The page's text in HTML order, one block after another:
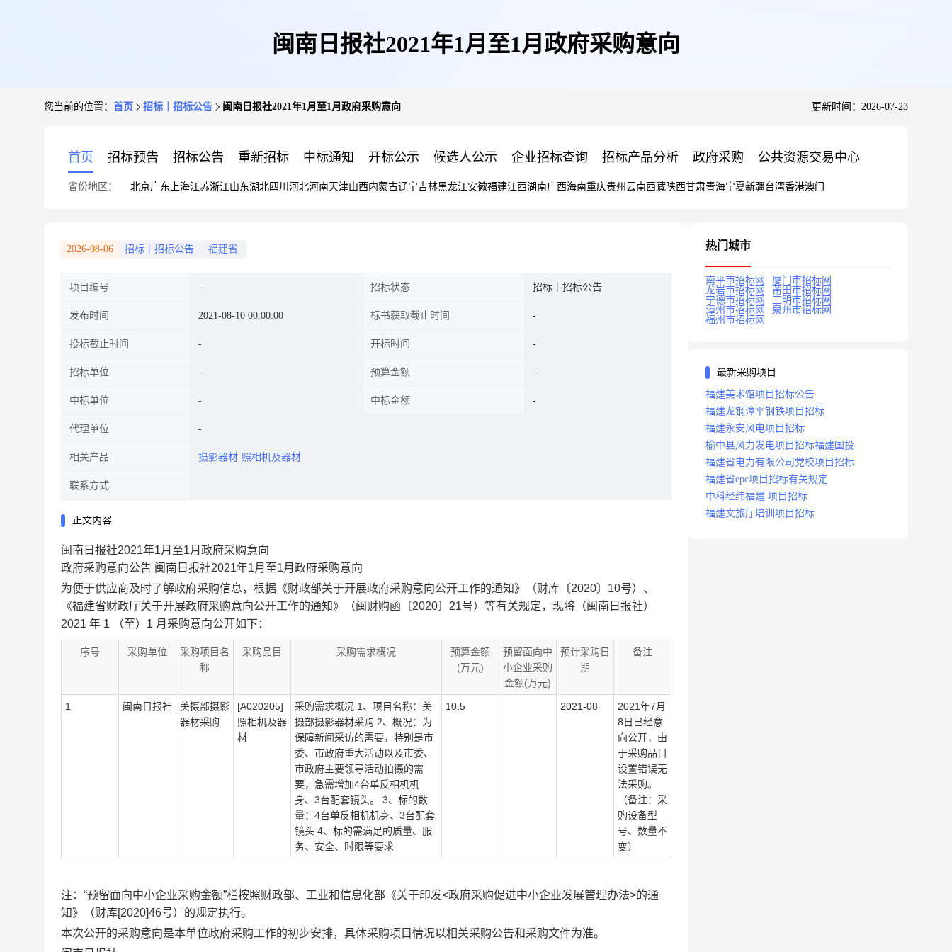
闽南日报社2021年1月至1月政府采购意向
您当前的位置： 首页 招标｜招标公告 闽南日报社2021年1月至1月政府采购意向 更新时间：2026-07-23
首页 招标预告 招标公告 重新招标 中标通知 开标公示 候选人公示 企业招标查询 招标产品分析 政府采购 公共资源交易中心
省份地区： 北京广东 上海江苏浙江山东湖北四川 河北河南天津山西内蒙古辽宁吉林黑龙江安徽福建江西湖南广西海南重庆贵州 云南西藏陕西甘肃青海宁夏新疆台湾香港澳门
2026-08-06 招标｜招标公告 福建省
项目编号 招标状态 招标｜招标公告
发布时间 2021-08-10 00:00:00 标书获取截止时间
投标截止时间 开标时间
招标单位 预算金额
中标单位 中标金额
代理单位
相关产品 摄影器材 照相机及器材
联系方式
正文内容
闽南日报社2021年1月至1月政府采购意向
政府采购意向公告 闽南日报社2021年1月至1月政府采购意向
为便于供应商及时了解政府采购信息，根据《财政部关于开展政府采购意向公开工作的通知》（财库〔2020〕10号）、
《福建省财政厅关于开展政府采购意向公开工作的通知》（闽财购函〔2020〕21号）等有关规定，现将（闽南日报社）
2021 年 1 （至）1 月采购意向公开如下：
序号 采购单位
采购项目名
称
采购品目 采购需求概况
预算金额
(万元)
预留面向中
小企业采购
金额(万元)
预计采购日
期
备注
1 闽南日报社
美摄部摄影
器材采购
[A020205]
照相机及器
材
采购需求概况 1、项目名称：美
摄部摄影器材采购 2、概况：为
保障新闻采访的需要，特别是市
委、市政府重大活动以及市委、
市政府主要领导活动拍摄的需
要，急需增加4台单反相机机
身、3台配套镜头。 3、标的数
量：4台单反相机机身、3台配套
镜头 4、标的需满足的质量、服
务、安全、时限等要求
10.5 2021-08
2021年7月
8日已经意
向公开，由
于采购品目
设置错误无
法采购。
（备注：采
购设备型
号、数量不
变）
注：“预留面向中小企业采购金额”栏按照财政部、工业和信息化部《关于印发<政府采购促进中小企业发展管理办法>的通
知》（财库[2020]46号）的规定执行。
本次公开的采购意向是本单位政府采购工作的初步安排，具体采购项目情况以相关采购公告和采购文件为准。
热门城市
南平市招标网
厦门市招标网
龙岩市招标网
莆田市招标网
宁德市招标网
三明市招标网
漳州市招标网
泉州市招标网
福州市招标网
最新采购项目
福建美术馆项目招标公告
福建龙钢漳平钢铁项目招标
福建永安风电项目招标
榆中县风力发电项目招标福建国投
福建省电力有限公司党校项目招标
福建省epc项目招标有关规定
中科经纬福建 项目招标
福建文旅厅培训项目招标